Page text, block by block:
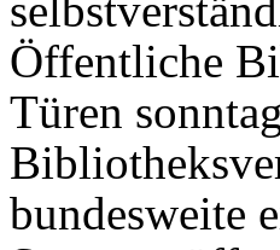
Öffentliche
Türen
bundesweite